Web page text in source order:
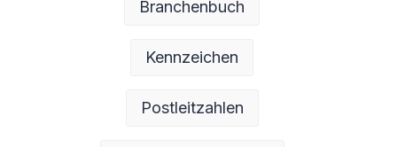
Branchenbuch
Kennzeichen
Postleitzahlen